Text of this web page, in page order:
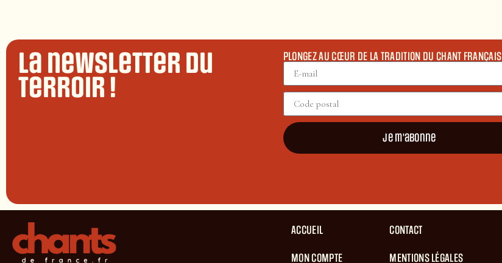
La newsletter du
terroir !
PLONGEZ AU CŒUR DE LA TRADITION DU CHANT FRANÇAIS
Je m'abonne
ACCUEIL
MON COMPTE
CONTACT
MENTIONS LÉGALES